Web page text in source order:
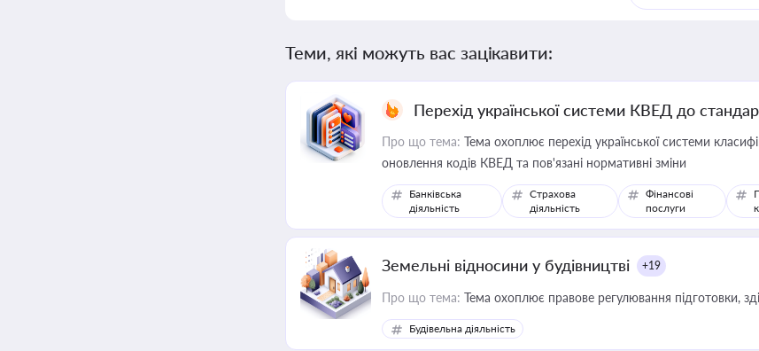
Теми, які можуть вас зацікавити:
Перехід української системи КВЕД до
Про що тема: Тема охоплює перехід української системи
оновлення кодів КВЕД та пов'язані нормативні зміни
Банківська
діяльність
Страхова
діяльність
Фінансові
послуги
Земельні відносини у будівництві +19
Про що тема: Тема охоплює правове регулювання підготовки,
Будівельна діяльність